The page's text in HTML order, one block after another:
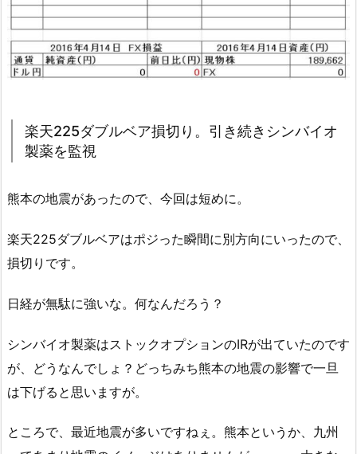
楽天225ダブルベア損切り。引き続きシンバイオ
製薬を監視
熊本の地震があったので、今回は短めに。
楽天225ダブルベアはポジった瞬間に別方向にいったので、
損切りです。
日経が無駄に強いな。何なんだろう？
シンバイオ製薬はストックオプションのIRが出ていたのです
が、どうなんでしょ？どっちみち熊本の地震の影響で一旦
は下げると思いますが。
ところで、最近地震が多いですねぇ。熊本というか、九州